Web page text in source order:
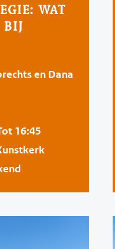
WAT
BIJ
en Dana
16:45